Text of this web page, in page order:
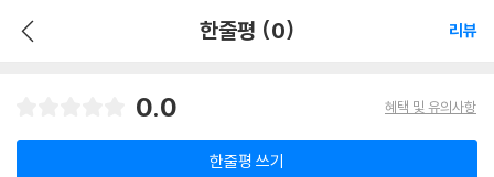
한줄평 (0) 리뷰
0.0 혜택 및 유의사항
한줄평 쓰기